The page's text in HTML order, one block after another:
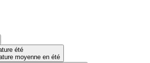
été
moyenne en été